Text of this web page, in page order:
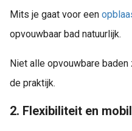
Mits je gaat voor een
opvouwbaar bad natuurlijk.
Niet alle opvouwbare
de praktijk.
2. Flexibiliteit en